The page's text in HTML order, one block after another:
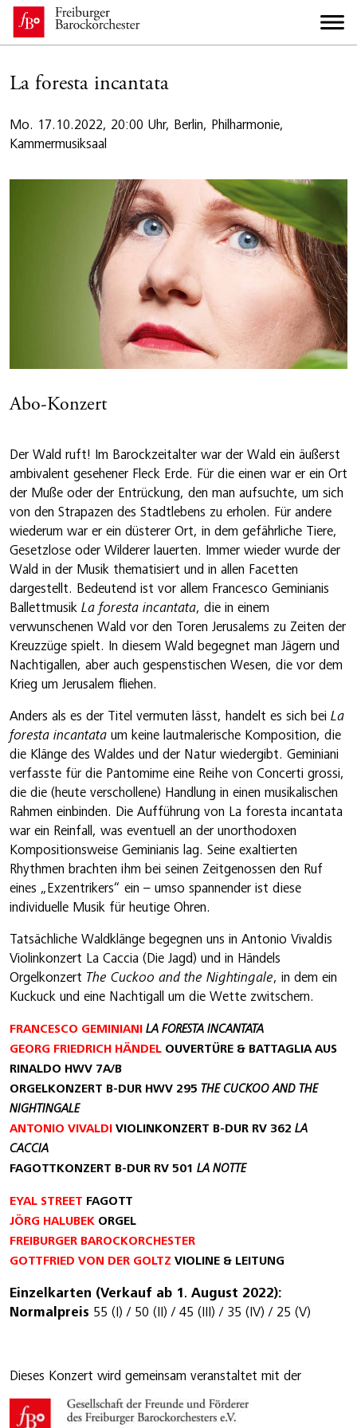
La foresta incantata
Mo. 17.10.2022, 20:00 Uhr, Berlin, Philharmonie,
Kammermusiksaal
Abo-Konzert
Der Wald ruft! Im Barockzeitalter war der Wald ein äußerst
ambivalent gesehener Fleck Erde. Für die einen war er ein Ort
der Muße oder der Entrückung, den man aufsuchte, um sich
von den Strapazen des Stadtlebens zu erholen. Für andere
wiederum war er ein düsterer Ort, in dem gefährliche Tiere,
Gesetzlose oder Wilderer lauerten. Immer wieder wurde der
Wald in der Musik thematisiert und in allen Facetten
dargestellt. Bedeutend ist vor allem Francesco Geminianis
Ballettmusik La foresta incantata, die in einem
verwunschenen Wald vor den Toren Jerusalems zu Zeiten der
Kreuzzüge spielt. In diesem Wald begegnet man Jägern und
Nachtigallen, aber auch gespenstischen Wesen, die vor dem
Krieg um Jerusalem fliehen.
Anders als es der Titel vermuten lässt, handelt es sich bei La
foresta incantata um keine lautmalerische Komposition, die
die Klänge des Waldes und der Natur wiedergibt. Geminiani
verfasste für die Pantomime eine Reihe von Concerti grossi,
die die (heute verschollene) Handlung in einen musikalischen
Rahmen einbinden. Die Aufführung von La foresta incantata
war ein Reinfall, was eventuell an der unorthodoxen
Kompositionsweise Geminianis lag. Seine exaltierten
Rhythmen brachten ihm bei seinen Zeitgenossen den Ruf
eines „Exzentrikers“ ein – umso spannender ist diese
individuelle Musik für heutige Ohren.
Tatsächliche Waldklänge begegnen uns in Antonio Vivaldis
Violinkonzert La Caccia (Die Jagd) und in Händels
Orgelkonzert The Cuckoo and the Nightingale, in dem ein
Kuckuck und eine Nachtigall um die Wette zwitschern.
FRANCESCO GEMINIANI LA FORESTA INCANTATA
GEORG FRIEDRICH HÄNDEL OUVERTÜRE & BATTAGLIA AUS
RINALDO HWV 7A/B
ORGELKONZERT B-DUR HWV 295 THE CUCKOO AND THE
NIGHTINGALE
ANTONIO VIVALDI VIOLINKONZERT B-DUR RV 362 LA
CACCIA
FAGOTTKONZERT B-DUR RV 501 LA NOTTE
EYAL STREET FAGOTT
JÖRG HALUBEK ORGEL
FREIBURGER BAROCKORCHESTER
GOTTFRIED VON DER GOLTZ VIOLINE & LEITUNG
Einzelkarten (Verkauf ab 1. August 2022):
Normalpreis 55 (I) / 50 (II) / 45 (III) / 35 (IV) / 25 (V)
Dieses Konzert wird gemeinsam veranstaltet mit der